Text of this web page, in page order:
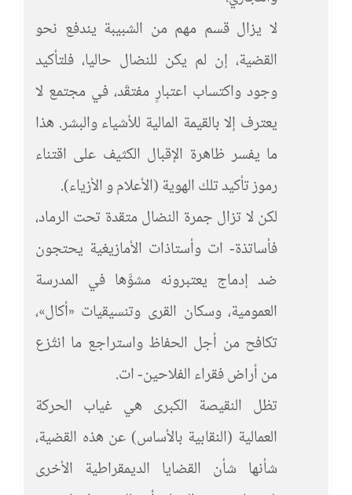
لا يزال قسم مهم من الشبيبة يندفع نحو
القضية، إن لم يكن للنضال حاليا، فلتأكيد
وجود واكتساب اعتبارٍ مفتقَد، في مجتمع لا
يعترف إلا بالقيمة المالية للأشياء والبشر. هذا
ما يفسر ظاهرة الإقبال الكثيف على اقتناء
رموز تأكيد تلك الهوية (الأعلام و الأزياء).
لكن لا تزال جمرة النضال متقدة تحت الرماد،
فأساتذة- ات وأستاذات الأمازيغية يحتجون
ضد إدماج يعتبرونه مشوَّها في المدرسة
العمومية، وسكان القرى وتنسيقيات «أكال»،
تكافح من أجل الحفاظ واستراجع ما انتُزع
من أراض فقراء الفلاحين- ات.
تظل النقيصة الكبرى هي غياب الحركة
العمالية (النقابية بالأساس) عن هذه القضية،
شأنها شأن القضايا الديمقراطية الأخرى